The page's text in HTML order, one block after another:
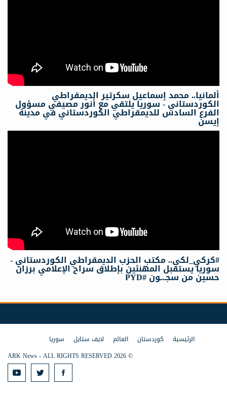
ألمانيا.. محمد إسماعيل سكرتیر الدیمقراطي
الكوردستاني - سوريا يلتقي مع أنور مصيفي مسؤول
الفرع السادس للديمقراطي الكوردستاني في مدينة
إيسن
#كركي_لكي.. مكتب الحزب الديمقراطي الكوردستاني -
سوريا يستقبل المهنئين بإطلاق سراح الإعلامي برزان
حسين من سجـ.ـون #PYD
الرئيسية كوردستان العالم لايف ستايل
سوريا
© 2026 ARK News - ALL RIGHTS RESERVED